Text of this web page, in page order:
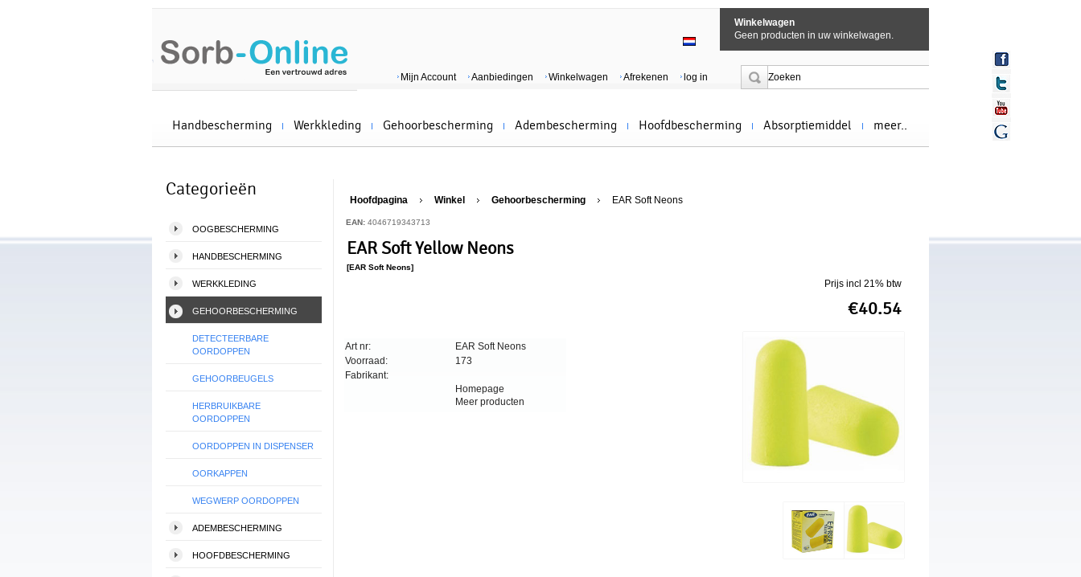
Winkelwagen
Geen producten in uw winkelwagen.
log in
Afrekenen
Winkelwagen
Aanbiedingen
Mijn Account
Handbescherming Werkkleding Gehoorbescherming Adembescherming Hoofdbescherming Absorptiemiddel meer..
Categorieën
OOGBESCHERMING
HANDBESCHERMING
WERKKLEDING
GEHOORBESCHERMING
DETECTEERBARE
OORDOPPEN
GEHOORBEUGELS
HERBRUIKBARE
OORDOPPEN
OORDOPPEN IN DISPENSER
OORKAPPEN
WEGWERP OORDOPPEN
ADEMBESCHERMING
HOOFDBESCHERMING
Hoofdpagina Winkel Gehoorbescherming EAR Soft Neons
EAN: 4046719343713
EAR Soft Yellow Neons
[EAR Soft Neons]
Prijs incl 21% btw
€40.54
Art nr:
Voorraad:
Fabrikant:
EAR Soft Neons
173
Homepage
Meer producten